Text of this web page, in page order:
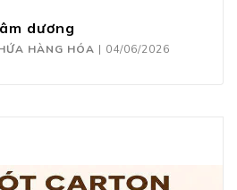
dương
HÀNG HÓA | 04/06/2026